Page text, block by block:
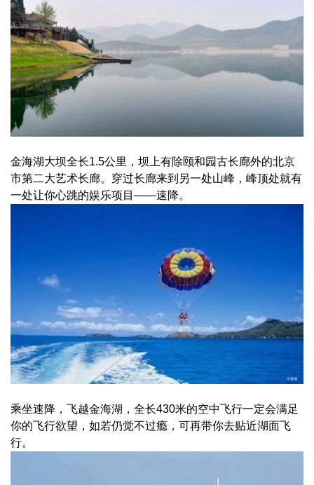
金海湖大坝全长1.5公里，坝上有除颐和园古长廊外的北京
市第二大艺术长廊。穿过长廊来到另一处山峰，峰顶处就有
一处让你心跳的娱乐项目——速降。
乘坐速降，飞越金海湖，全长430米的空中飞行一定会满足
你的飞行欲望，如若仍觉不过瘾，可再带你去贴近湖面飞
行。